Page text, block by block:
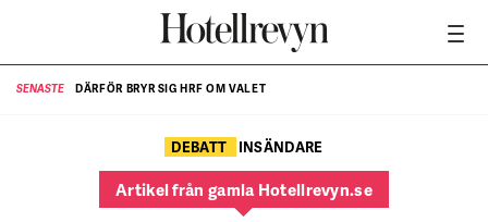
SENASTE DÄRFÖR BRYR SIG HRF OM VALET
DEBATT INSÄNDARE
Artikel från gamla Hotellrevyn.se